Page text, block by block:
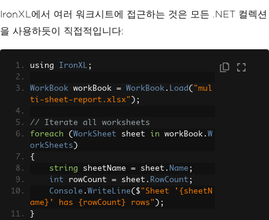
IronXL에서 여러 워크시트에 접근하는 것은 모든 .NET 컬렉션
을 사용하듯이 직접적입니다:
using IronXL ;
WorkBook workBook = WorkBook . Load ( "mul
ti-sheet-report.xlsx" );
// Iterate all worksheets
foreach
( WorkSheet sheet in workBook . W
orkSheets )
{
string sheetName = sheet . Name ;
int rowCount = sheet . RowCount ;
Console . WriteLine( $ "Sheet '{sheetN
ame}' has {rowCount} rows" );
}